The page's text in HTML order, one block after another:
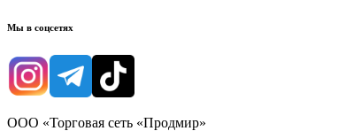
Мы в соцсетях
ООО «Торговая сеть «Продмир»